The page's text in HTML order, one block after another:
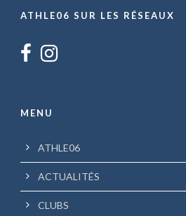
ATHLE06 SUR LES RÉSEAUX
MENU
ATHLE06
ACTUALITÉS
CLUBS